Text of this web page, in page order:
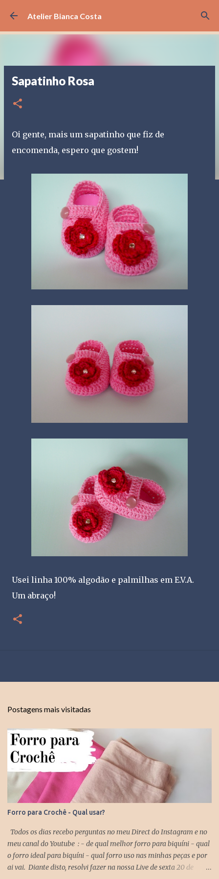
Pular para o conteúdo principal
Atelier Bianca Costa
Sapatinho Rosa
Oi gente, mais um sapatinho que fiz de
encomenda, espero que gostem!
Usei linha 100% algodão e palmilhas em E.V.A.
Um abraço!
Postagens mais visitadas
Forro para Crochê - Qual usar?
Todos os dias recebo perguntas no meu Direct do Instagram e no
meu canal do Youtube : - de qual melhor forro para biquíni - qual
o forro ideal para biquíni - qual forro uso nas minhas peças e por
ai vai. Diante disto, resolvi fazer na nossa Live de sexta 20 de